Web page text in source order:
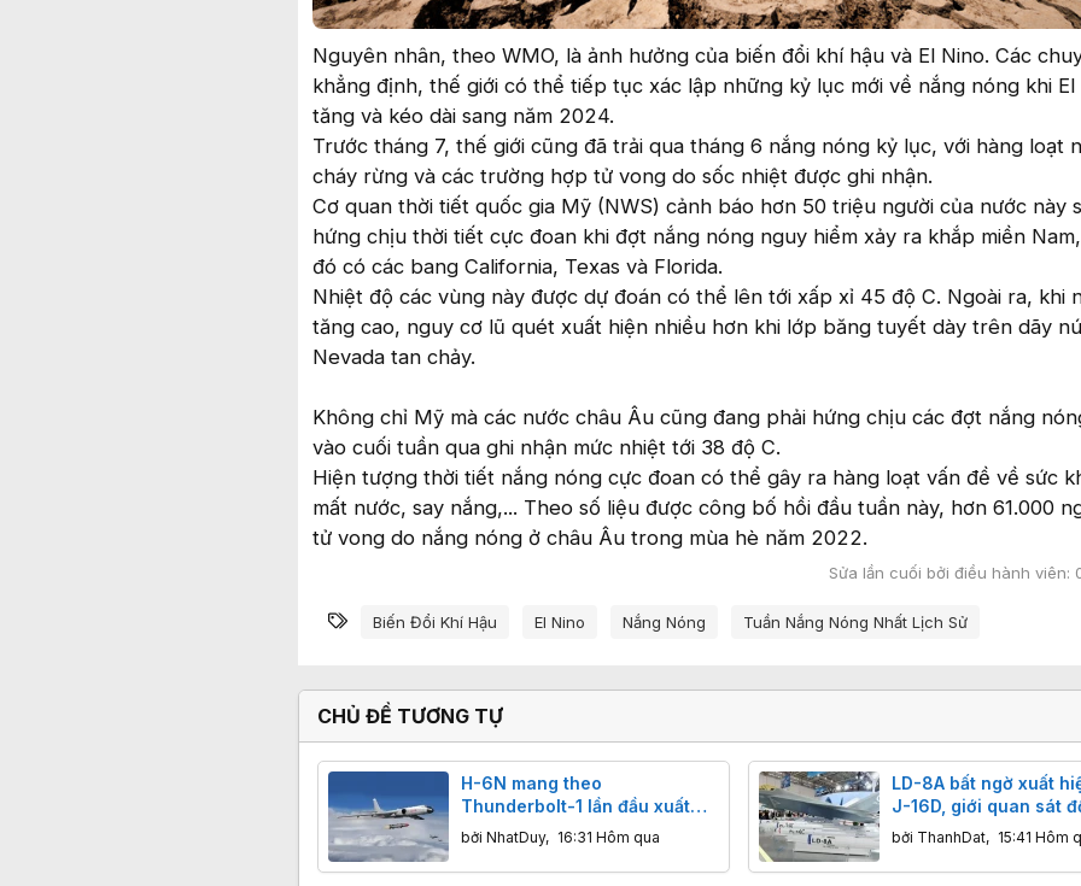
Nguyên nhân, theo WMO, là ảnh hưởng của biến đổi khí hậu và El Nino. Các
khẳng định, thế giới có thể tiếp tục xác lập những kỷ lục mới về nắng nóng khi El
tăng và kéo dài sang năm 2024.
Trước tháng 7, thế giới cũng đã trải qua tháng 6 nắng nóng kỷ lục, với hàng loạt
cháy rừng và các trường hợp tử vong do sốc nhiệt được ghi nhận.
Cơ quan thời tiết quốc gia Mỹ (NWS) cảnh báo hơn 50 triệu người của nước này
hứng chịu thời tiết cực đoan khi đợt nắng nóng nguy hiểm xảy ra khắp miền
đó có các bang California, Texas và Florida.
Nhiệt độ các vùng này được dự đoán có thể lên tới xấp xỉ 45 độ C. Ngoài ra, khi
tăng cao, nguy cơ lũ quét xuất hiện nhiều hơn khi lớp băng tuyết dày trên dãy
Nevada tan chảy.
Không chỉ Mỹ mà các nước châu Âu cũng đang phải hứng chịu các đợt nắng
vào cuối tuần qua ghi nhận mức nhiệt tới 38 độ C.
Hiện tượng thời tiết nắng nóng cực đoan có thể gây ra hàng loạt vấn đề về sức
mất nước, say nắng,... Theo số liệu được công bố hồi đầu tuần này, hơn 61.000
tử vong do nắng nóng ở châu Âu trong mùa hè năm 2022.
Sửa lần cuối bởi điều hành viên:
Từ khóa
Biến Đổi Khí Hậu El Nino Nắng Nóng Tuần Nắng Nóng Nhất Lịch Sử
CHỦ ĐỀ TƯƠNG TỰ
H-6N mang theo
Thunderbolt-1 lần đầu xuất
hiện: Trung Quốc đang gửi
thông điệp gì tới các nhóm
tàu sân bay?
bởi NhatDuy, 16:31 Hôm qua
LD-8A bất ngờ xuất
J-16D, giới quan sát
thay đổi nhận định về
chống radar mới của
Quốc
bởi ThanhDat, 15:41 Hôm